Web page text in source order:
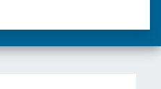
su 5
5